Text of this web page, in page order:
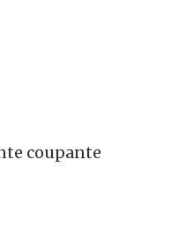
coupante